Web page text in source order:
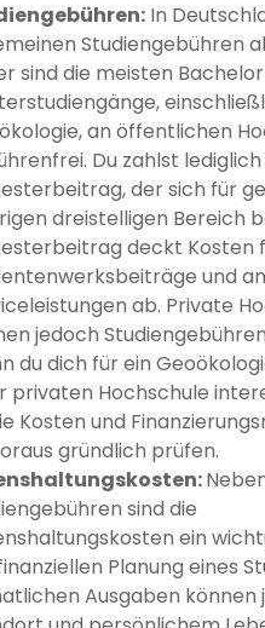
In
Studiengebühren
sind die meisten
an öffentlichen
Du zahlst
der sich für
dreistelligen Bereich
deckt Kosten
und
ab. Private
jedoch
du dich für ein
privaten Hochschule
Kosten und
gründlich prüfen.
sind die
ein
Planung eines
Ausgaben können